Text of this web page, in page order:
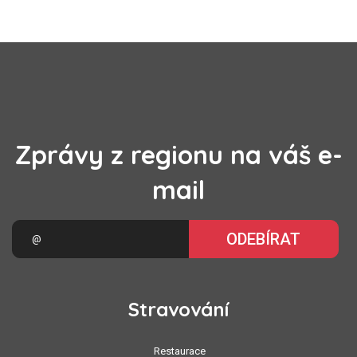
Zprávy z regionu na váš e-
mail
ODEBÍRAT
Stravování
Restaurace